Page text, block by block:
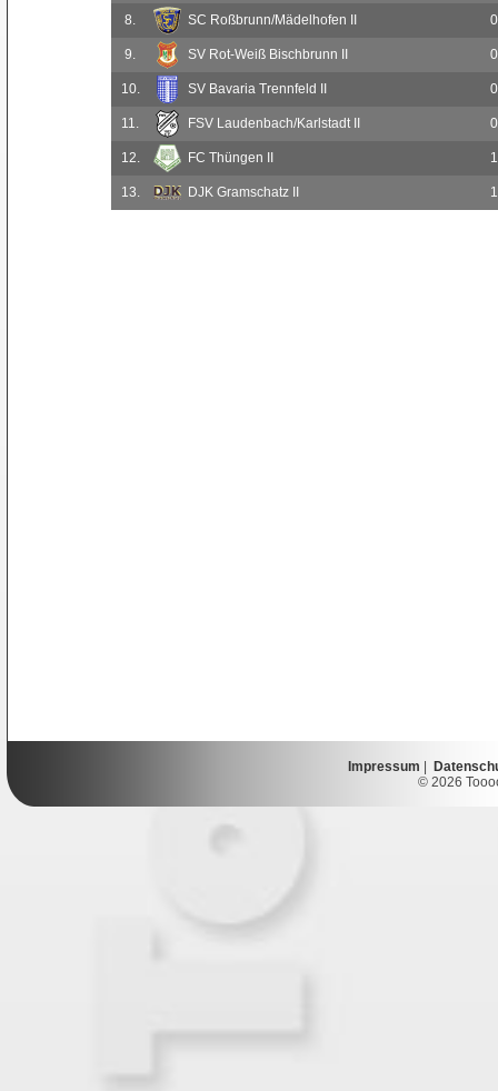
8. SC Roßbrunn/Mädelhofen II 0
9. SV Rot-Weiß Bischbrunn II 0
10. SV Bavaria Trennfeld II 0
11. FSV Laudenbach/Karlstadt II 0
12. FC Thüngen II 1
13. DJK Gramschatz II 1
Impressum
© 2026